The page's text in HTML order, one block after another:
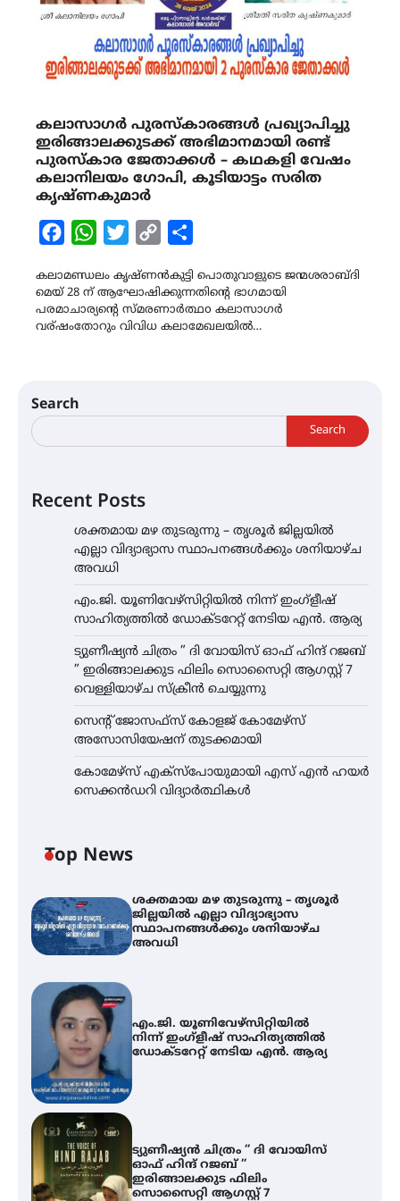
കലാസാഗർ പുരസ്‌കാരങ്ങൾ പ്രഖ്യാപിച്ചു
ഇരിങ്ങാലക്കുടക്ക് അഭിമാനമായി രണ്ട്
പുരസ്കാര ജേതാക്കൾ – കഥകളി വേഷം
കലാനിലയം ഗോപി, കൂടിയാട്ടം സരിത
കൃഷ്ണകുമാർ
FacebookWhatsAppTwitterCopy
കലാമണ്ഡലം കൃഷ്ണൻകുട്ടി പൊതുവാളുടെ ജന്മശരാബ്ദി
മെയ് 28 ന് ആഘോഷിക്കുന്നതിന്റെ ഭാഗമായി
പരമാചാര്യന്റെ സ്മരണാർത്ഥo കലാസാഗർ
വര്ഷംതോറും വിവിധ കലാമേഖലയിൽ…
Search
Search
Recent Posts
ശക്തമായ മഴ തുടരുന്നു – തൃശൂർ ജില്ലയിൽ
എല്ലാ വിദ്യാഭ്യാസ സ്ഥാപനങ്ങൾക്കും ശനിയാഴ്ച
അവധി
എം.ജി. യൂണിവേഴ്‌സിറ്റിയിൽ നിന്ന് ഇംഗ്ളീഷ്
സാഹിത്യത്തിൽ ഡോക്ടറേറ്റ് നേടിയ എൻ. ആര്യ
ട്യുണീഷ്യൻ ചിത്രം ” ദി വോയിസ് ഓഫ് ഹിന്ദ് റജബ്
” ഇരിങ്ങാലക്കുട ഫിലിം സൊസൈറ്റി ആഗസ്റ്റ് 7
വെള്ളിയാഴ്ച സ്‌ക്രീൻ ചെയ്യുന്നു
സെന്റ് ജോസഫ്സ് കോളജ് കോമേഴ്‌സ്
അസോസിയേഷന് തുടക്കമായി
കോമേഴ്സ് എക്സ്പോയുമായി എസ് എൻ ഹയർ
സെക്കൻഡറി വിദ്യാർത്ഥികൾ
Top News
ശക്തമായ മഴ തുടരുന്നു – തൃശൂർ
ജില്ലയിൽ എല്ലാ വിദ്യാഭ്യാസ
സ്ഥാപനങ്ങൾക്കും ശനിയാഴ്ച
അവധി
എം.ജി. യൂണിവേഴ്‌സിറ്റിയിൽ
നിന്ന് ഇംഗ്ളീഷ് സാഹിത്യത്തിൽ
ഡോക്ടറേറ്റ് നേടിയ എൻ. ആര്യ
ട്യുണീഷ്യൻ ചിത്രം ” ദി വോയിസ്
ഓഫ് ഹിന്ദ് റജബ് ”
ഇരിങ്ങാലക്കുട ഫിലിം
സൊസൈറ്റി ആഗസ്റ്റ് 7